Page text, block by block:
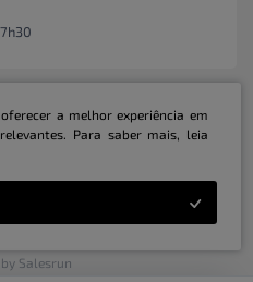
Ltda | CNPJ: 31.415.786/0001-31 | ©
Salesrun
a melhor experiência em
Para saber mais, leia